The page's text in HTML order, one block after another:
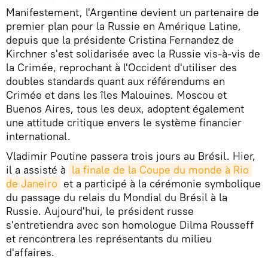
Manifestement, l'Argentine devient un partenaire de
premier plan pour la Russie en Amérique Latine,
depuis que la présidente Cristina Fernandez de
Kirchner s'est solidarisée avec la Russie vis-à-vis de
la Crimée, reprochant à l'Occident d'utiliser des
doubles standards quant aux référendums en
Crimée et dans les îles Malouines. Moscou et
Buenos Aires, tous les deux, adoptent également
une attitude critique envers le système financier
international.
Vladimir Poutine passera trois jours au Brésil. Hier,
il a assisté à la finale de la Coupe du monde à Rio
de Janeiro et a participé à la cérémonie symbolique
du passage du relais du Mondial du Brésil à la
Russie. Aujourd'hui, le président russe
s'entretiendra avec son homologue Dilma Rousseff
et rencontrera les représentants du milieu
d'affaires.